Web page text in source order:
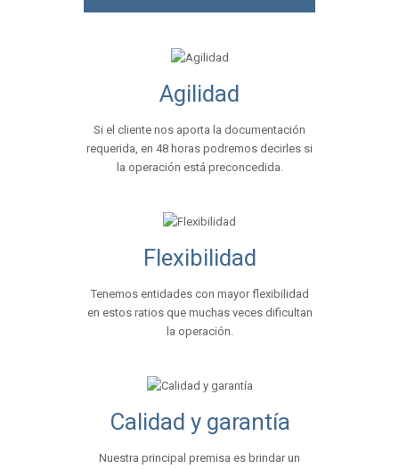
Agilidad
Si el cliente nos aporta la documentación
requerida, en 48 horas podremos decirles si
la operación está preconcedida.
Flexibilidad
Tenemos entidades con mayor flexibilidad
en estos ratios que muchas veces dificultan
la operación.
Calidad y garantía
Nuestra principal premisa es brindar un